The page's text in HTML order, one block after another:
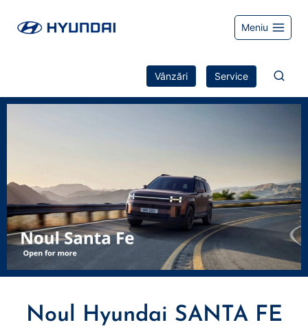
Meniu
Vânzări Service
Noul Hyundai SANTA FE